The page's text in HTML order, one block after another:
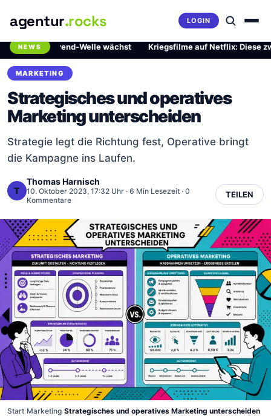
agentur.rocks LOGIN
NEWS
Breaking News Ticker
Trend-Welle wächst· Kriegsfilme auf Netflix: Diese zwei
MARKETING
Strategisches und operatives
Marketing unterscheiden
Strategie legt die Richtung fest, Operative bringt
die Kampagne ins Laufen.
T
Thomas Harnisch
10. Oktober 2023, 17:32 Uhr · 6 Min Lesezeit · 0
Kommentare
TEILEN
Start/Marketing/Strategisches und operatives Marketing unterscheiden